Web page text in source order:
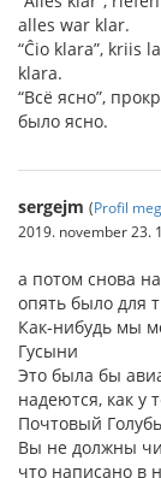
alles war klar.
“Ĉio klara”, kriis
klara.
“Всё ясно”,
было ясно.
sergejm (Profil
2019. november 23.
а потом снова
опять было для
Как-нибудь мы
Гусыни
Это была бы
надеются, как у
Почтовый
Вы не должны
что написано в